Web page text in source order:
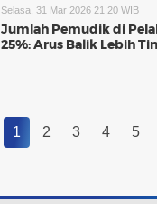
Selasa, 31 Mar 2026 21:20 WIB
Jumlah Pemudik di
25%: Arus Balik Lebih
1 2 3 4 5